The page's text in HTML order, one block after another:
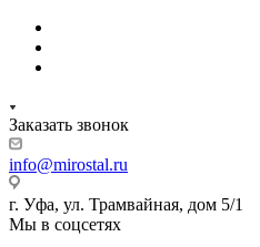
Заказать звонок
info@mirostal.ru
г. Уфа, ул. Трамвайная, дом 5/1
Мы в соцсетях